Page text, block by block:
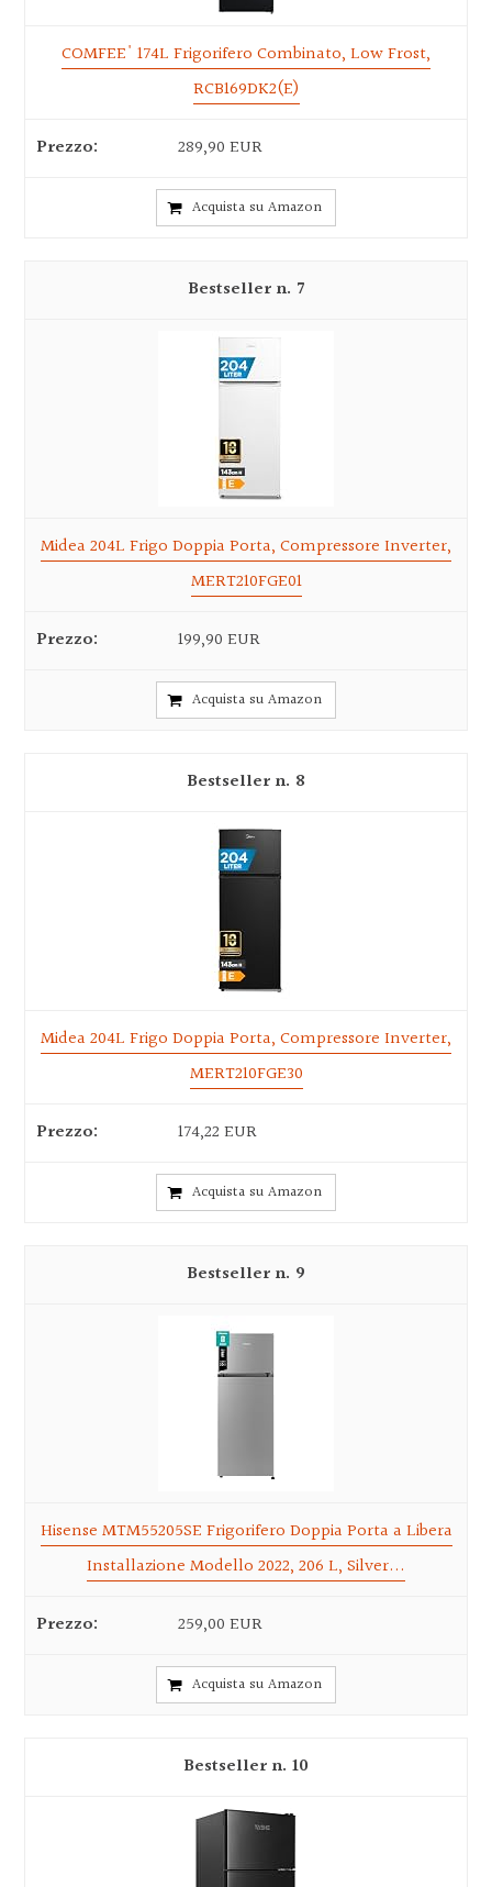
COMFEE' 174L Frigorifero Combinato, Low Frost,
RCB169DK2(E)
289,90 EUR
Acquista su Amazon
7
Midea 204L Frigo Doppia Porta, Compressore Inverter,
MERT210FGE01
199,90 EUR
Acquista su Amazon
8
Midea 204L Frigo Doppia Porta, Compressore Inverter,
MERT210FGE30
174,22 EUR
Acquista su Amazon
9
Hisense MTM55205SE Frigorifero Doppia Porta a Libera
Installazione Modello 2022, 206 L, Silver...
259,00 EUR
Acquista su Amazon
10